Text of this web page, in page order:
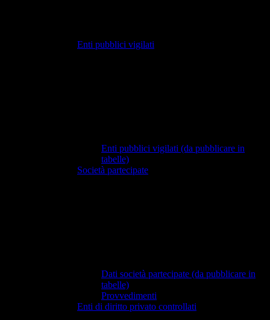
Enti pubblici vigilati
Enti pubblici vigilati (da pubblicare in
tabelle)
Società partecipate
Dati società partecipate (da pubblicare in
tabelle)
Provvedimenti
Enti di diritto privato controllati